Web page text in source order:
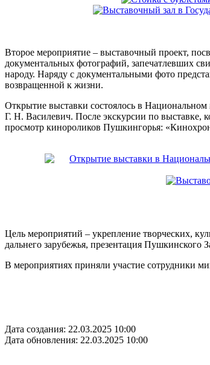
Второе мероприятие – выставочный проект,
документальных фотографий, запечатлевших
народу. Наряду с документальными фото
возвращенной к жизни.
Открытие выставки состоялось в
Г. Н. Василевич. После экскурсии по выставке,
просмотр кинороликов Пушкингорья:
Цель мероприятий – укрепление творческих,
дальнего зарубежья, презентация
В мероприятиях приняли участие сотрудники
Дата создания: 22.03.2025 10:00
Дата обновления: 22.03.2025 10:00